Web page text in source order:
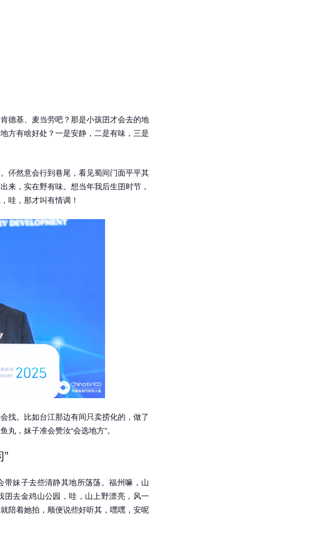
德基、麦当劳吧？那是小孩囝才会去的地
方有啥好处？一是安静，二是有味，三是
伓然意会行到巷尾，看见蜀间门面平平其
来，实在野有味。想当年我后生囝时节，
哇，那才叫有情调！
找。比如台江那边有间只卖捞化的，做了
，妹子准会赞汝“会选地方”。
妹子去些清静其地所荡荡。福州嘛，山
去金鸡山公园，哇，山上野漂亮，风一
陪着她拍，顺便说些好听其，嘿嘿，安呢